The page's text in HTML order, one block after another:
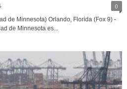
0
de Minnesota) Orlando, Florida (Fox 9) -
de Minnesota es...